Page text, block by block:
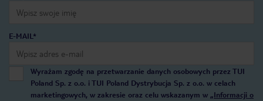
E-MAIL*
Wyrażam zgodę na przetwarzanie danych osobowych przez TUI
Poland Sp. z o.o. i TUI Poland Dystrybucja Sp. z o.o. w celach
marketingowych, w zakresie oraz celu wskazanym w „Informacji o